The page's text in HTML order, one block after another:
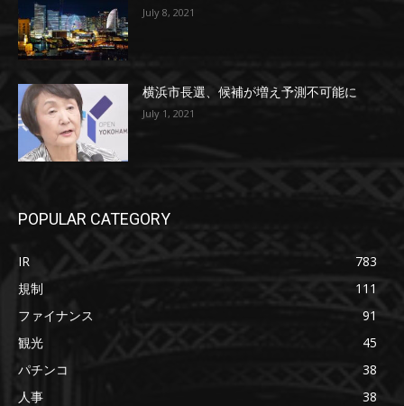
July 8, 2021
横浜市長選、候補が増え予測不可能に
July 1, 2021
POPULAR CATEGORY
IR
783
規制
111
ファイナンス
91
観光
45
パチンコ
38
人事
38